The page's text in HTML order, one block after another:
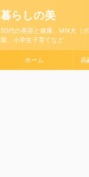
暮らしの美
50代の美容と健康、MIX犬（
園、小学生子育てなど
ホーム 高